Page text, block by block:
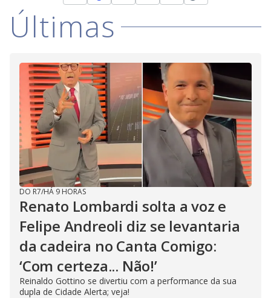
Últimas
DO R7/HÁ 9 HORAS
Renato Lombardi solta a voz e
Felipe Andreoli diz se levantaria
da cadeira no Canta Comigo:
‘Com certeza... Não!’
Reinaldo Gottino se divertiu com a performance da sua
dupla de Cidade Alerta; veja!